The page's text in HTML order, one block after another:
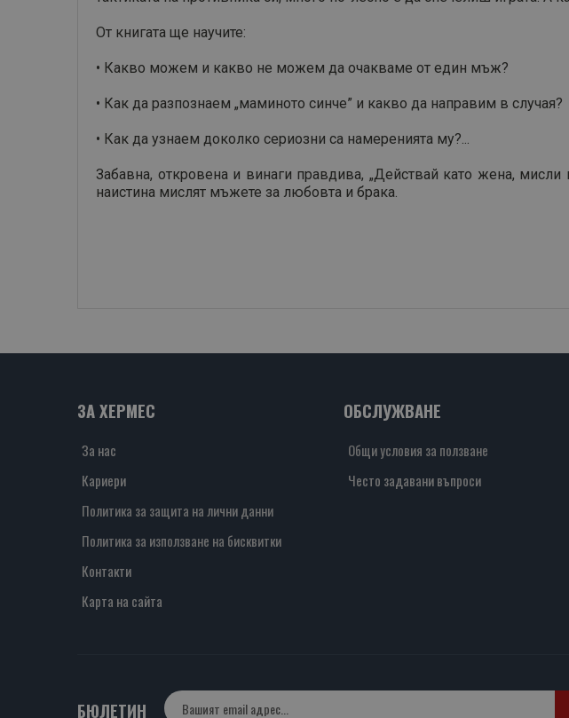
От книгата ще научите:
• Какво можем и какво не можем да очакваме от един мъж?
• Как да разпознаем „маминото синче” и какво да направим в случая?
• Как да узнаем доколко сериозни са намеренията му?...
Забавна, откровена и винаги правдива, „Действай като жена,
наистина мислят мъжете за любовта и брака.
ЗА ХЕРМЕС
За нас
Кариери
Политика за защита на лични данни
Политика за използване на бисквитки
Контакти
Карта на сайта
ОБСЛУЖВАНЕ
Общи условия за ползване
Често задавани въпроси
БЮЛЕТИН